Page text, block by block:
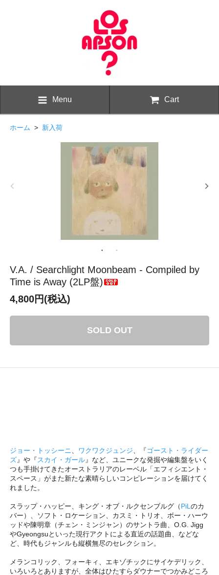
Menu Cart
ホーム > 新入荷
V.A. / Searchlight Moonbeam - Compiled by
Time is Away (2LP盤)
4,800円(税込)
SOLD OUT
ジョー・トッシーニ ワクワクジュンジ 、『ゴースト・ライダー
ズ』や『スカイ・ガール』など、ユニークな発掘や編集盤をいく
つも手掛けてきたオーストラリアのレーベル「エフィシエント・
スペース」がまた新たな素晴らしいコンピレーションを届けてく
れました。
スラップ・ハッピー、キング・オブ・ルクセンブルグ（PiL のカ
バー）、ソフト・ロケーション、カスミ・トリオ、ボー・ハーウ
ッドや陳明章（チェン・ミンジャン）のサントラ曲、O.G. Jigg
やGyeongsuといった現行アクトによる直近の話題曲、などな
ど、時代もジャンルも縦横無尽のセレクション。
メランコリック、フォーキィ、エキゾチックにサイケデリック、
いろいろとありますが、全体はひたすらダウナーでつかみどころ